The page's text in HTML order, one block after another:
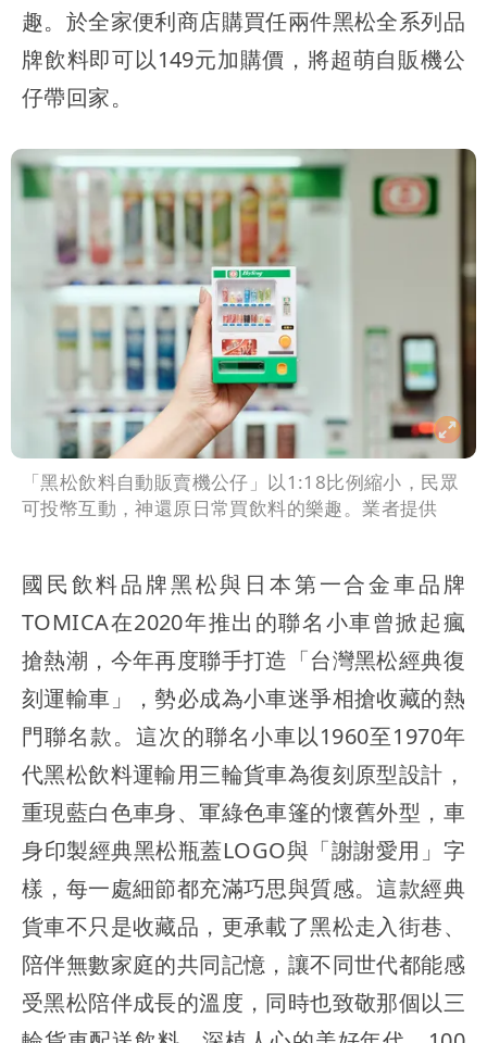
趣。於全家便利商店購買任兩件黑松全系列品
牌飲料即可以149元加購價，將超萌自販機公
仔帶回家。
「黑松飲料自動販賣機公仔」以1:18比例縮小，民眾
可投幣互動，神還原日常買飲料的樂趣。業者提供
國民飲料品牌黑松與日本第一合金車品牌
TOMICA在2020年推出的聯名小車曾掀起瘋
搶熱潮，今年再度聯手打造「台灣黑松經典復
刻運輸車」，勢必成為小車迷爭相搶收藏的熱
門聯名款。這次的聯名小車以1960至1970年
代黑松飲料運輸用三輪貨車為復刻原型設計，
重現藍白色車身、軍綠色車篷的懷舊外型，車
身印製經典黑松瓶蓋LOGO與「謝謝愛用」字
樣，每一處細節都充滿巧思與質感。這款經典
貨車不只是收藏品，更承載了黑松走入街巷、
陪伴無數家庭的共同記憶，讓不同世代都能感
受黑松陪伴成長的溫度，同時也致敬那個以三